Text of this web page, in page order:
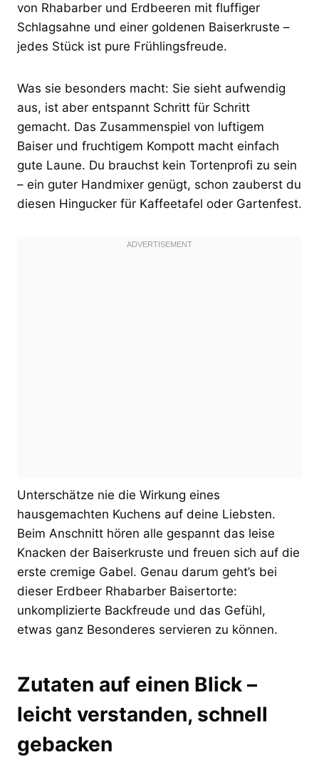
von Rhabarber und Erdbeeren mit fluffiger
Schlagsahne und einer goldenen Baiserkruste –
jedes Stück ist pure Frühlingsfreude.
Was sie besonders macht: Sie sieht aufwendig
aus, ist aber entspannt Schritt für Schritt
gemacht. Das Zusammenspiel von luftigem
Baiser und fruchtigem Kompott macht einfach
gute Laune. Du brauchst kein Tortenprofi zu sein
– ein guter Handmixer genügt, schon zauberst du
diesen Hingucker für Kaffeetafel oder Gartenfest.
Unterschätze nie die Wirkung eines
hausgemachten Kuchens auf deine Liebsten.
Beim Anschnitt hören alle gespannt das leise
Knacken der Baiserkruste und freuen sich auf die
erste cremige Gabel. Genau darum geht’s bei
dieser Erdbeer Rhabarber Baisertorte:
unkomplizierte Backfreude und das Gefühl,
etwas ganz Besonderes servieren zu können.
Zutaten auf einen Blick –
leicht verstanden, schnell
gebacken